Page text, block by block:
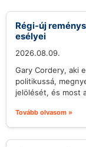
Régi-új
esélyei
2026.08.09.
Gary Cordery, aki
politikussá,
jelölését, és most
Tovább olvasom »